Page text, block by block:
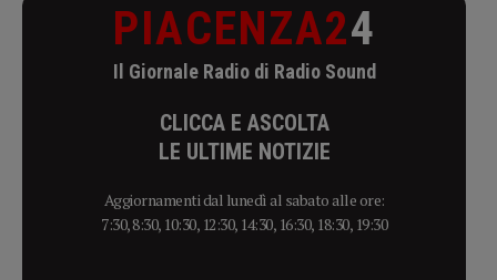
PIACENZA24
Il Giornale Radio di Radio Sound
CLICCA E ASCOLTA
LE ULTIME NOTIZIE
Aggiornamenti dal lunedì al sabato alle ore:
7:30, 8:30, 10:30, 12:30, 14:30, 16:30, 18:30, 19:30